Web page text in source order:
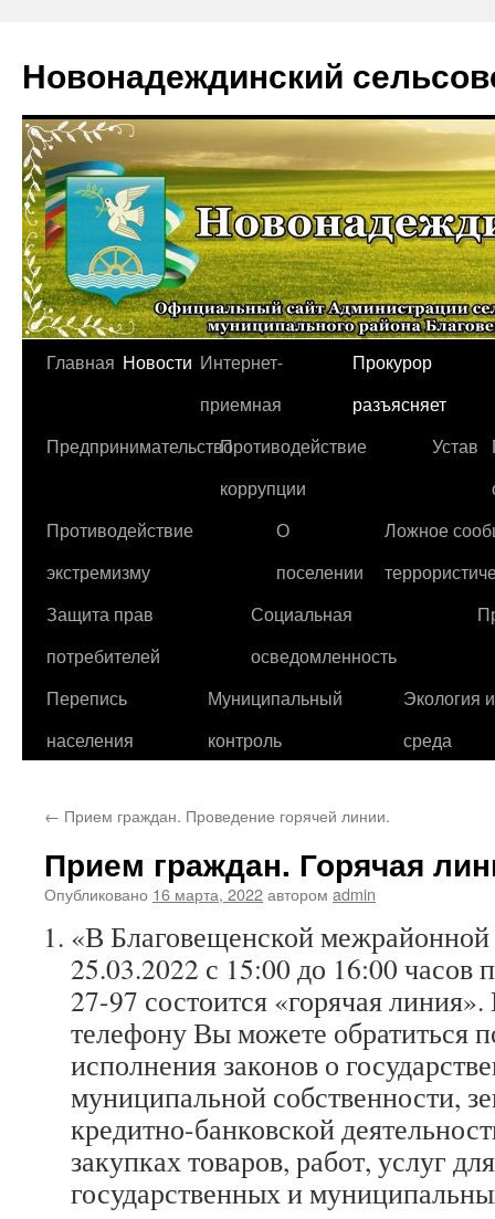
Новонадеждинский
Перейти
содержимому
Главная Новости Интернет-
приемная
Прокурор
разъясняет
ПредпринимательствоПротиводействие
коррупции
Устав
Противодействие
экстремизму
О
поселении
Ложное
Защита прав
потребителей
Социальная
осведомленность
Перепись
населения
Муниципальный
контроль
Экология
среда
← Прием граждан. Проведение горячей линии.
Прием граждан. Горячая
Опубликовано 16 марта, 2022автором admin
«В Благовещенской межрайонной
25.03.2022 с 15:00 до 16:00 часов
27-97 состоится «горячая
телефону Вы можете обратиться
исполнения законов о
муниципальной собственности,
кредитно-банковской
закупках товаров, работ, услуг
государственных и